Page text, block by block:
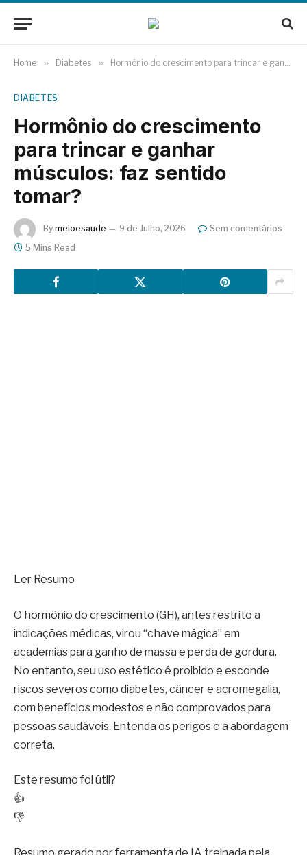
Home » Diabetes » Hormônio do crescimento para trincar e ganhar músculos: faz sentido tomar?
DIABETES
Hormônio do crescimento
para trincar e ganhar
músculos: faz sentido
tomar?
By meioesaude 9 de Julho, 2026
Sem comentários
5 Mins Read
Ler Resumo
O hormônio do crescimento (GH), antes restrito a
indicações médicas, virou “chave mágica” em
academias para ganho de massa e perda de gordura.
No entanto, seu uso estético é proibido e esconde
riscos severos como diabetes, câncer e acromegalia,
com benefícios modestos e não comprovados para
pessoas saudáveis. Entenda os perigos e a abordagem
correta.
Este resumo foi útil?
👍
👎